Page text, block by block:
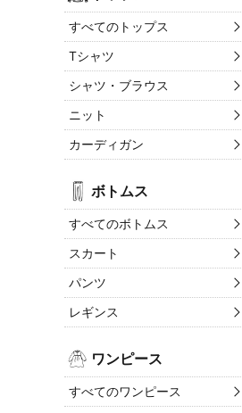
すべてのトップス
Tシャツ
シャツ・ブラウス
ニット
カーディガン
ボトムス
すべてのボトムス
スカート
パンツ
レギンス
ワンピース
すべてのワンピース